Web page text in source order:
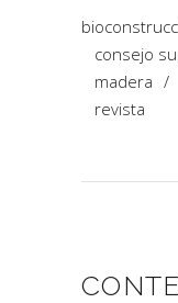
consejo
madera /
revista